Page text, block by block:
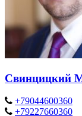
Свинцицкий
+79044600360
+79227660360